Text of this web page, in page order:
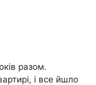
разом.
і все йшло